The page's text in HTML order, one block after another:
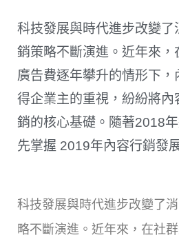
科技發展與時代進步改變了
銷策略不斷演進。近年來，
廣告費逐年攀升的情形下，
得企業主的重視，紛紛將內
銷的核心基礎。隨著2018
先掌握 2019年內容行銷發
科技發展與時代進步改變了
略不斷演進。近年來，在社